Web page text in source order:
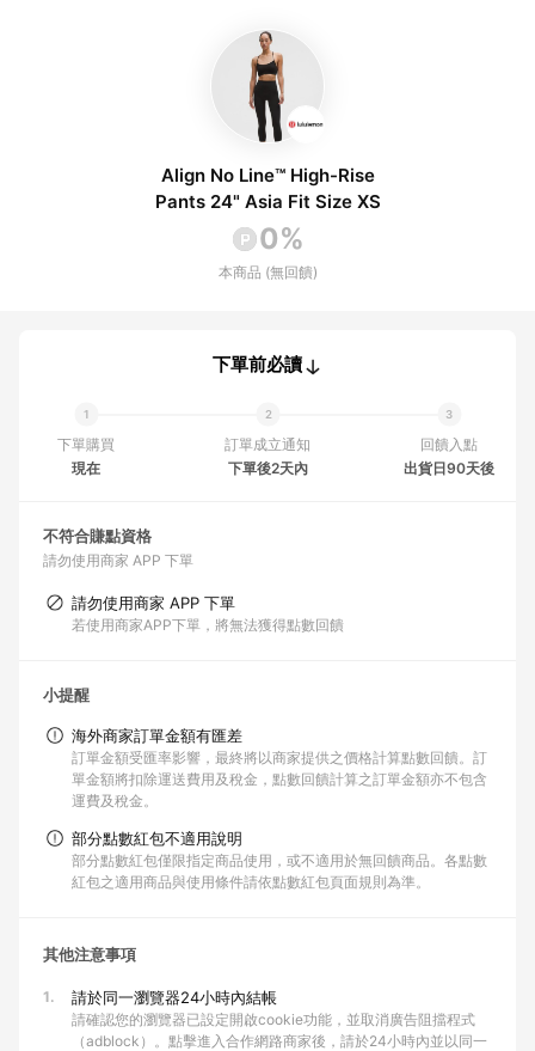
Align No Line™ High-Rise
Pants 24" Asia Fit Size XS
0%
本商品 (無回饋)
下單前必讀
下單購買
現在
訂單成立通知
下單後2天內
回饋入點
出貨日90天後
不符合賺點資格
請勿使用商家 APP 下單
請勿使用商家 APP 下單
若使用商家APP下單，將無法獲得點數回饋
小提醒
海外商家訂單金額有匯差
訂單金額受匯率影響，最終將以商家提供之價格計算點數回饋。訂
單金額將扣除運送費用及稅金，點數回饋計算之訂單金額亦不包含
運費及稅金。
部分點數紅包不適用說明
部分點數紅包僅限指定商品使用，或不適用於無回饋商品。各點數
紅包之適用商品與使用條件請依點數紅包頁面規則為準。
其他注意事項
1. 請於同一瀏覽器24小時內結帳
請確認您的瀏覽器已設定開啟cookie功能，並取消廣告阻擋程式
（adblock）。點擊進入合作網路商家後，請於24小時內並以同一